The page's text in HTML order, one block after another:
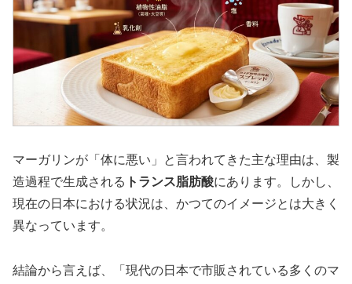
マーガリンが「体に悪い」と言われてきた主な理由は、製
造過程で生成される トランス脂肪酸にあります。しかし、
現在の日本における状況は、かつてのイメージとは大きく
異なっています。
結論から言えば、「現代の日本で市販されている多くのマ